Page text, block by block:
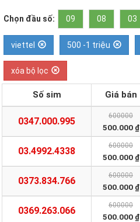
Chọn đầu số: 09 08 03
viettel 500 -1 triệu
xóa bộ lọc
Số sim Giá bán
0347.000.995 600000
500.000 ₫
03.4992.4338 600000
500.000 ₫
0373.834.766 600000
500.000 ₫
0369.263.066 600000
500.000 ₫